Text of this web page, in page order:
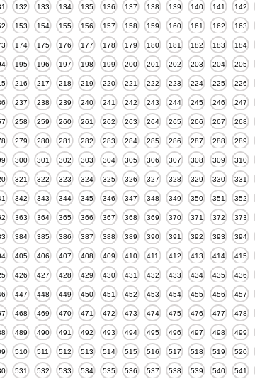
132 133 134 135 136 137 138 139 140 141 142
153 154 155 156 157 158 159 160 161 162 163
174 175 176 177 178 179 180 181 182 183 184
195 196 197 198 199 200 201 202 203 204 205
216 217 218 219 220 221 222 223 224 225 226
237 238 239 240 241 242 243 244 245 246 247
258 259 260 261 262 263 264 265 266 267 268
279 280 281 282 283 284 285 286 287 288 289
300 301 302 303 304 305 306 307 308 309 310
321 322 323 324 325 326 327 328 329 330 331
342 343 344 345 346 347 348 349 350 351 352
363 364 365 366 367 368 369 370 371 372 373
384 385 386 387 388 389 390 391 392 393 394
405 406 407 408 409 410 411 412 413 414 415
426 427 428 429 430 431 432 433 434 435 436
447 448 449 450 451 452 453 454 455 456 457
468 469 470 471 472 473 474 475 476 477 478
489 490 491 492 493 494 495 496 497 498 499
510 511 512 513 514 515 516 517 518 519 520
531 532 533 534 535 536 537 538 539 540 541